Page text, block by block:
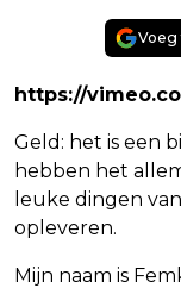
Voeg
https://
Geld: het is een
hebben het
leuke dingen
opleveren.
Mijn naam is